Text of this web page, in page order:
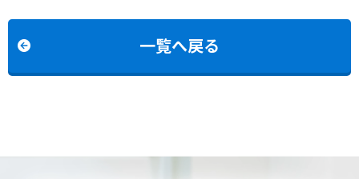
一覧へ戻る